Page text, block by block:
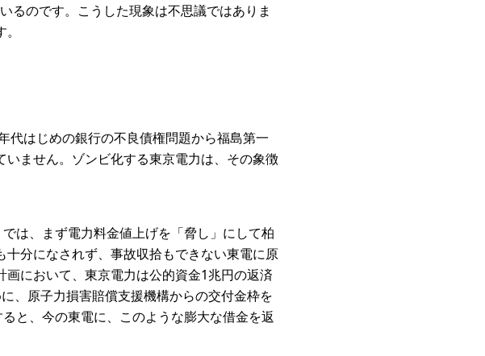
のです。こうした現象は不思議ではありま
代はじめの銀行の不良債権問題から福島第一
ません。ゾンビ化する東京電力は、その象徴
は、まず電力料金値上げを「脅し」にして柏
分になされず、事故収拾もできない東電に原
において、東京電力は公的資金1兆円の返済
、原子力損害賠償支援機構からの交付金枠を
と、今の東電に、このような膨大な借金を返